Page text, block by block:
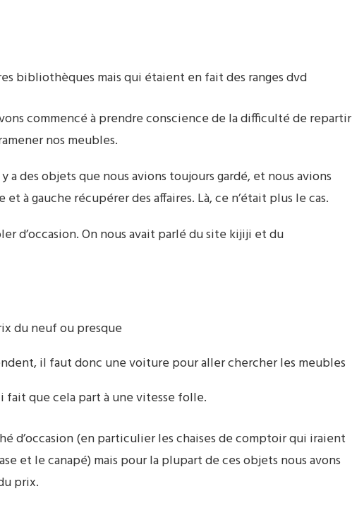
bibliothèques mais qui étaient en fait des ranges dvd
commencé à prendre conscience de la difficulté de repartir
nos meubles.
des objets que nous avions toujours gardé, et nous avions
à gauche récupérer des affaires. Là, ce n’était plus le cas.
d’occasion. On nous avait parlé du site kijiji et du
du neuf ou presque
il faut donc une voiture pour aller chercher les meubles
que cela part à une vitesse folle.
d’occasion (en particulier les chaises de comptoir qui iraient
et le canapé) mais pour la plupart de ces objets nous avons
prix.